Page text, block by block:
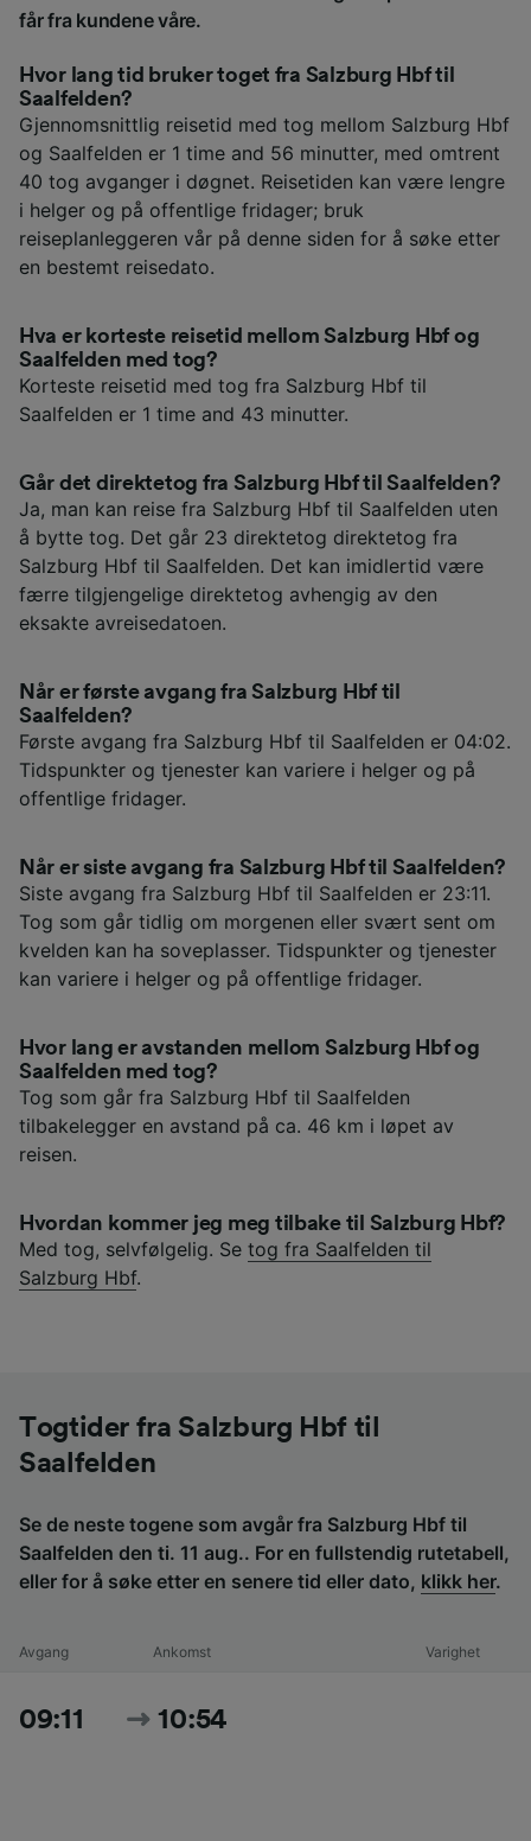
får fra kundene våre.
Hvor lang tid bruker toget fra Salzburg Hbf til
Saalfelden?
Gjennomsnittlig reisetid med tog mellom Salzburg Hbf
og Saalfelden er 1 time and 56 minutter, med omtrent
40 tog avganger i døgnet. Reisetiden kan være lengre
i helger og på offentlige fridager; bruk
reiseplanleggeren vår på denne siden for å søke etter
en bestemt reisedato.
Hva er korteste reisetid mellom Salzburg Hbf og
Saalfelden med tog?
Korteste reisetid med tog fra Salzburg Hbf til
Saalfelden er 1 time and 43 minutter.
Går det direktetog fra Salzburg Hbf til Saalfelden?
Ja, man kan reise fra Salzburg Hbf til Saalfelden uten
å bytte tog. Det går 23 direktetog direktetog fra
Salzburg Hbf til Saalfelden. Det kan imidlertid være
færre tilgjengelige direktetog avhengig av den
eksakte avreisedatoen.
Når er første avgang fra Salzburg Hbf til
Saalfelden?
Første avgang fra Salzburg Hbf til Saalfelden er 04:02.
Tidspunkter og tjenester kan variere i helger og på
offentlige fridager.
Når er siste avgang fra Salzburg Hbf til Saalfelden?
Siste avgang fra Salzburg Hbf til Saalfelden er 23:11.
Tog som går tidlig om morgenen eller svært sent om
kvelden kan ha soveplasser. Tidspunkter og tjenester
kan variere i helger og på offentlige fridager.
Hvor lang er avstanden mellom Salzburg Hbf og
Saalfelden med tog?
Tog som går fra Salzburg Hbf til Saalfelden
tilbakelegger en avstand på ca. 46 km i løpet av
reisen.
Hvordan kommer jeg meg tilbake til Salzburg Hbf?
Med tog, selvfølgelig. Se tog fra Saalfelden til
Salzburg Hbf.
Togtider fra Salzburg Hbf til
Saalfelden
Se de neste togene som avgår fra Salzburg Hbf til
Saalfelden den ti. 11 aug.. For en fullstendig rutetabell,
eller for å søke etter en senere tid eller dato, klikk her.
Avgang Ankomst Varighet
09:11 10:54